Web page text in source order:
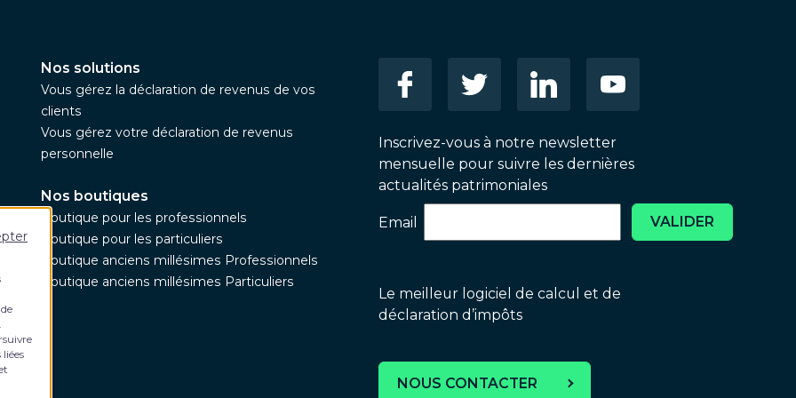
Nos solutions
Vous gérez la déclaration de revenus de vos
clients
Vous gérez votre déclaration de revenus
personnelle
Nos boutiques
Boutique pour les professionnels
Boutique pour les particuliers
Boutique anciens millésimes Professionnels
Boutique anciens millésimes Particuliers
Inscrivez-vous à notre newsletter
mensuelle pour suivre les dernières
actualités patrimoniales
Email VALIDER
Le meilleur logiciel de calcul et de
déclaration d’impôts
NOUS CONTACTER